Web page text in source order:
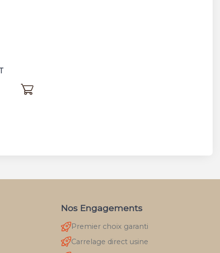
Nos Engagements
Premier choix garanti
Carrelage direct usine